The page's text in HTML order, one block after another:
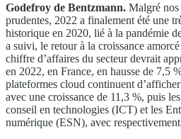
Godefroy de Bentzmann. Malgré
prudentes, 2022 a finalement été une
historique en 2020, lié à la pandémie
a suivi, le retour à la croissance
chiffre d’affaires du secteur devrait
en 2022, en France, en hausse de 7,5
plateformes cloud continuent
avec une croissance de 11,3 %, puis
conseil en technologies (ICT) et les
numérique (ESN), avec